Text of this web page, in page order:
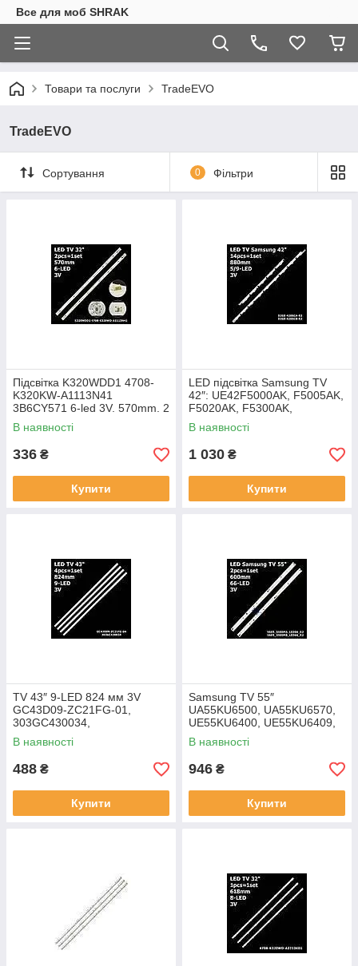
Все для моб SHRAK
Товари та послуги TradeEVO
TradeEVO
Сортування 0 Фільтри
Підсвітка K320WDD1 4708-
K320KW-A1113N41
3B6CY571 6-led 3V. 570mm. 2
шт.
В наявності
336 ₴
Купити
LED підсвітка Samsung TV
42″: UE42F5000AK, F5005AK,
F5020AK, F5300AK,
F5500AK, F6400AK, CY-
HF420BGAV1V – сумісна,
В наявності
1 030 ₴
Купити
TV 43″ 9-LED 824 мм 3V
GC43D09-ZC21FG-01,
303GC430034,
LE43CT2000AK, 43PFF5011,
4 шт. LED підсвітка
В наявності
488 ₴
Купити
Samsung TV 55″
UA55KU6500, UA55KU6570,
UE55KU6400, UE55KU6409,
UE55KU6450, UE55KU6459,
UE55KU6470, UE55KU6475U,
В наявності
946 ₴
Купити